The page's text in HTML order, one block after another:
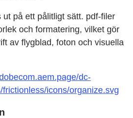
ut på ett pålitligt sätt. pdf-filer
och formatering, vilket gör
av flygblad, foton och visuella
dc-
icons/organize.svg